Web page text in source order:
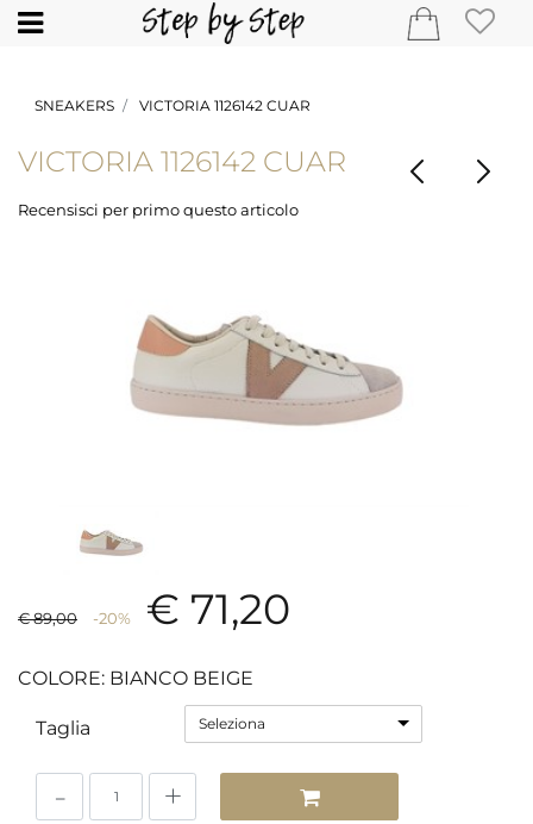
Open
SNEAKERS VICTORIA 1126142 CUAR
VICTORIA 1126142 CUAR
Recensisci per primo questo articolo
€ 89,00 -20% € 71,20
COLORE: BIANCO BEIGE
Taglia Seleziona